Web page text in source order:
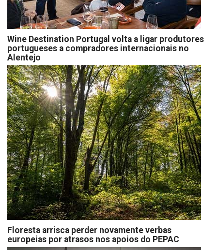
Wine Destination Portugal volta a ligar produtores
portugueses a compradores internacionais no
Alentejo
Floresta arrisca perder novamente verbas
europeias por atrasos nos apoios do PEPAC